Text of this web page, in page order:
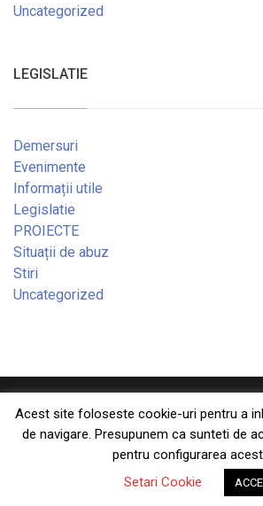
Uncategorized
LEGISLATIE
Demersuri
Evenimente
Informații utile
Legislatie
PROIECTE
Situații de abuz
Stiri
Uncategorized
Copyright © 2026 — Consiliul Național
România. All Rights Reserved
WPZOOM
Acest site foloseste cookie-uri pentru a
de navigare. Presupunem ca sunteti de
pentru configurarea
Setari Cookie